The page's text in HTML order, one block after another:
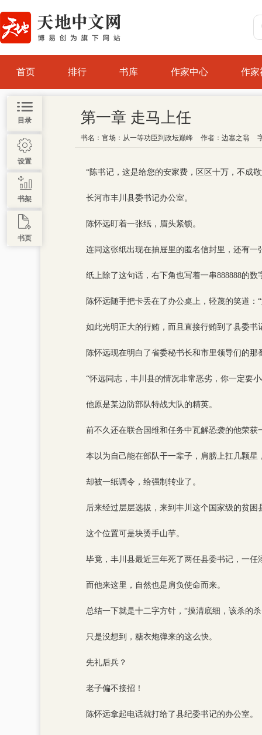
首页 排行 书库 作家中心 作家
目录
设置
书架
书页
第一章 走马上任
书名： 官场：从一等功臣到政坛巅峰 作者： 边塞之翁
“陈书记，这是给您的安家费，区区十万，不成
长河市丰川县委书记办公室。
陈怀远盯着一张纸，眉头紧锁。
连同这张纸出现在抽屉里的匿名信封里，还有一
纸上除了这句话，右下角也写着一串888888的
陈怀远随手把卡丢在了办公桌上，轻蔑的笑道
如此光明正大的行贿，而且直接行贿到了县委
陈怀远现在明白了省委秘书长和市里领导们的那
“怀远同志，丰川县的情况非常恶劣，你一定要
他原是某边防部队特战大队的精英。
前不久还在联合国维和任务中瓦解恐袭的他荣获
本以为自己能在部队干一辈子，肩膀上扛几颗星
却被一纸调令，给强制转业了。
后来经过层层选拔，来到丰川这个国家级的贫困
这个位置可是块烫手山芋。
毕竟，丰川县最近三年死了两任县委书记，一
而他来这里，自然也是肩负使命而来。
总结一下就是十二字方针，“摸清底细，该杀的
只是没想到，糖衣炮弹来的这么快。
先礼后兵？
老子偏不接招！
陈怀远拿起电话就打给了县纪委书记的办公室。